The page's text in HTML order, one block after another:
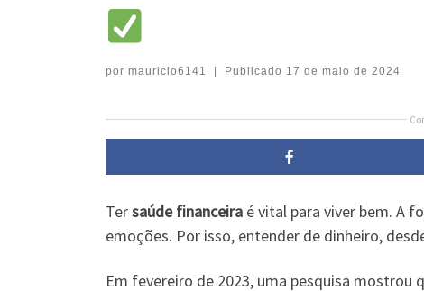
por mauricio6141 | Publicado 17 de maio de 2024
Tersaúde financeira é vital para viver bem. A
emoções. Por isso, entender de dinheiro,
Em fevereiro de 2023, uma pesquisa mostrou